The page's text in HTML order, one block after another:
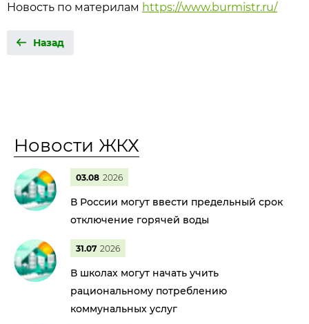
Новость по материлам https://www.burmistr.ru/
Назад
Новости ЖКХ
03.08 2026
В России могут ввести предельный срок
отключение горячей воды
31.07 2026
В школах могут начать учить
рациональному потреблению
коммунальных услуг